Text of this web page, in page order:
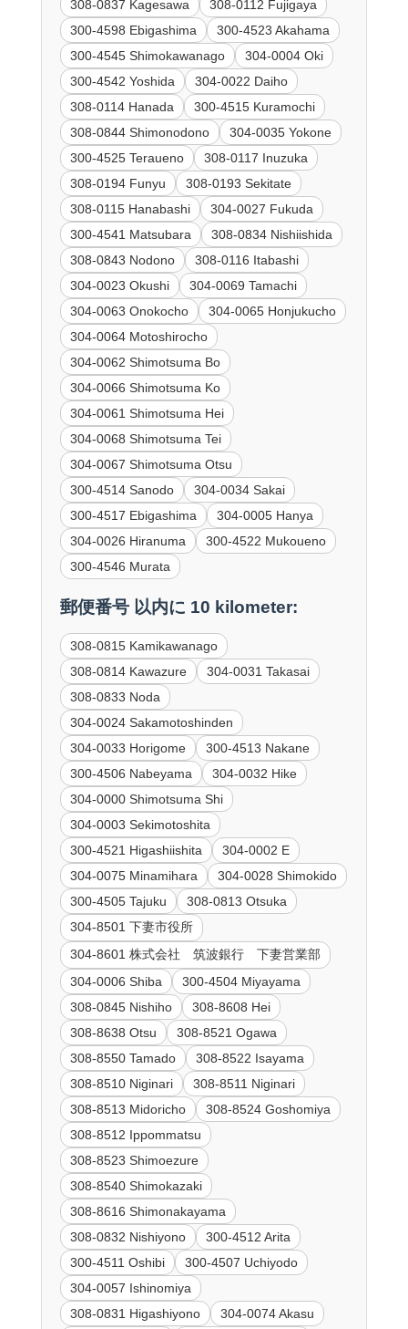
308-0837 Kagesawa
308-0112 Fujigaya
300-4598 Ebigashima
300-4523 Akahama
300-4545 Shimokawanago
304-0004 Oki
300-4542 Yoshida
304-0022 Daiho
308-0114 Hanada
300-4515 Kuramochi
308-0844 Shimonodono
304-0035 Yokone
300-4525 Teraueno
308-0117 Inuzuka
308-0194 Funyu
308-0193 Sekitate
308-0115 Hanabashi
304-0027 Fukuda
300-4541 Matsubara
308-0834 Nishiishida
308-0843 Nodono
308-0116 Itabashi
304-0023 Okushi
304-0069 Tamachi
304-0063 Onokocho
304-0065 Honjukucho
304-0064 Motoshirocho
304-0062 Shimotsuma Bo
304-0066 Shimotsuma Ko
304-0061 Shimotsuma Hei
304-0068 Shimotsuma Tei
304-0067 Shimotsuma Otsu
300-4514 Sanodo
304-0034 Sakai
300-4517 Ebigashima
304-0005 Hanya
304-0026 Hiranuma
300-4522 Mukoueno
300-4546 Murata
郵便番号 以内に 10 kilometer:
308-0815 Kamikawanago
308-0814 Kawazure
304-0031 Takasai
308-0833 Noda
304-0024 Sakamotoshinden
304-0033 Horigome
300-4513 Nakane
300-4506 Nabeyama
304-0032 Hike
304-0000 Shimotsuma Shi
304-0003 Sekimotoshita
300-4521 Higashiishita
304-0002 E
304-0075 Minamihara
304-0028 Shimokido
300-4505 Tajuku
308-0813 Otsuka
304-8501 下妻市役所
304-8601 株式会社 筑波銀行 下妻営業部
304-0006 Shiba
300-4504 Miyayama
308-0845 Nishiho
308-8608 Hei
308-8638 Otsu
308-8521 Ogawa
308-8550 Tamado
308-8522 Isayama
308-8510 Niginari
308-8511 Niginari
308-8513 Midoricho
308-8524 Goshomiya
308-8512 Ippommatsu
308-8523 Shimoezure
308-8540 Shimokazaki
308-8616 Shimonakayama
308-0832 Nishiyono
300-4512 Arita
300-4511 Oshibi
300-4507 Uchiyodo
304-0057 Ishinomiya
308-0831 Higashiyono
304-0074 Akasu